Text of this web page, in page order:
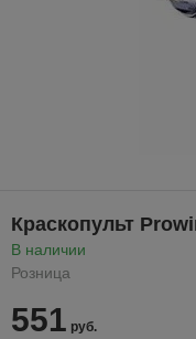
Краскопульт
В наличии
Розница
551 руб.